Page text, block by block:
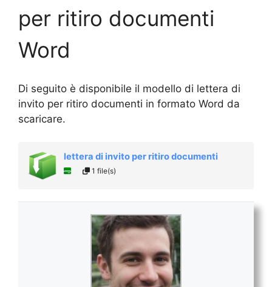
per ritiro documenti
Word
Di seguito è disponibile il modello di lettera di
invito per ritiro documenti in formato Word da
scaricare.
lettera di invito per ritiro documenti
1 file(s)